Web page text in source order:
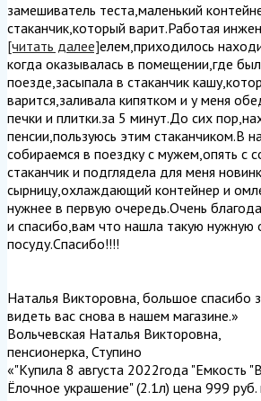
замешиватель теста,маленький
стаканчик,который варит.Работая
[читать далее]елем,приходилось
когда оказывалась в помещении,где
поезде,засыпала в стаканчик
варится,заливала кипятком и у меня
печки и плитки.за 5 минут.До сих
пенсии,пользуюсь этим стаканчиком.В
собираемся в поездку с мужем,опять с
стаканчик и подглядела для меня
сырницу,охлаждающий контейнер и
нужнее в первую очередь.Очень
и спасибо,вам что нашла такую нужную
посуду.Спасибо!!!!
Наталья Викторовна, большое спасибо
видеть вас снова в нашем магазине.»
Вольчевская Наталья Викторовна,
пенсионерка, Ступино
«"Купила 8 августа 2022года "Емкость
Ёлочное украшение" (2.1л) цена 999